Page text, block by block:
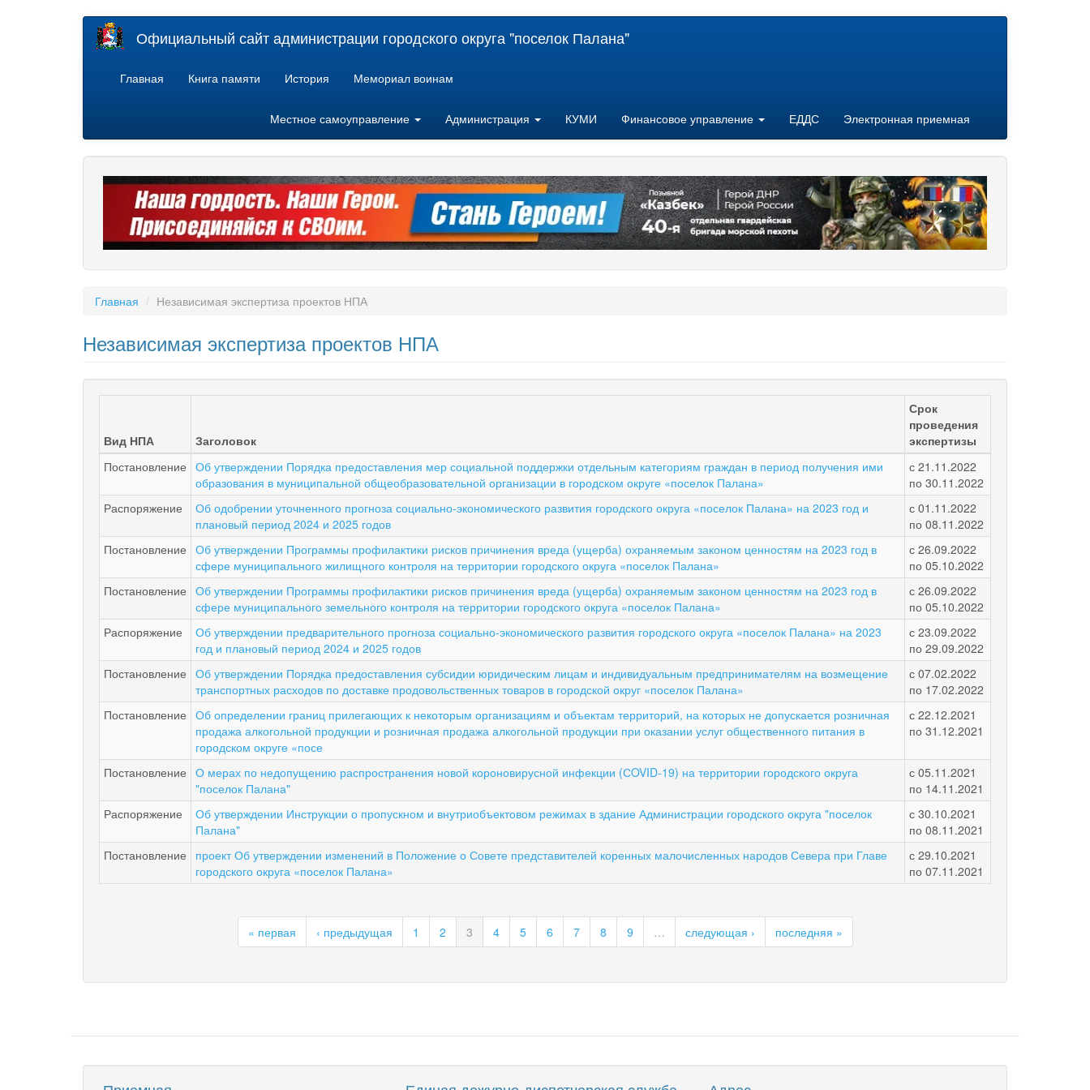
Официальный сайт администрации городского округа "поселок Палана"
Главная Книга памяти История Мемориал воинам
Местное самоуправление Администрация КУМИ Финансовое управление ЕДДС Электронная приемная
Главная Независимая экспертиза проектов НПА
Независимая экспертиза проектов НПА
Вид НПА Заголовок
Срок
проведения
экспертизы
Постановление Об утверждении Порядка предоставления мер социальной поддержки отдельным категориям граждан в период получения ими
образования в муниципальной общеобразовательной организации в городском округе «поселок Палана»
с 21.11.2022
по 30.11.2022
Распоряжение
Об одобрении уточненного прогноза социально-экономического развития городского округа «поселок Палана» на 2023 год и
плановый период 2024 и 2025 годов
с 01.11.2022
по 08.11.2022
Постановление Об утверждении Программы профилактики рисков причинения вреда (ущерба) охраняемым законом ценностям на 2023 год в
сфере муниципального жилищного контроля на территории городского округа «поселок Палана»
с 26.09.2022
по 05.10.2022
Постановление Об утверждении Программы профилактики рисков причинения вреда (ущерба) охраняемым законом ценностям на 2023 год в
сфере муниципального земельного контроля на территории городского округа «поселок Палана»
с 26.09.2022
по 05.10.2022
Распоряжение
Об утверждении предварительного прогноза социально-экономического развития городского округа «поселок Палана» на 2023
год и плановый период 2024 и 2025 годов
с 23.09.2022
по 29.09.2022
Постановление Об утверждении Порядка предоставления субсидии юридическим лицам и индивидуальным предпринимателям на возмещение
транспортных расходов по доставке продовольственных товаров в городской округ «поселок Палана»
с 07.02.2022
по 17.02.2022
Постановление Об определении границ прилегающих к некоторым организациям и объектам территорий, на которых не допускается розничная
продажа алкогольной продукции и розничная продажа алкогольной продукции при оказании услуг общественного питания в
городском округе «посе
с 22.12.2021
по 31.12.2021
Постановление О мерах по недопущению распространения новой короновирусной инфекции (СOVID-19) на территории городского округа
"поселок Палана"
с 05.11.2021
по 14.11.2021
Распоряжение
Об утверждении Инструкции о пропускном и внутриобъектовом режимах в здание Администрации городского округа "поселок
Палана"
с 30.10.2021
по 08.11.2021
Постановление
проект Об утверждении изменений в Положение о Совете представителей коренных малочисленных народов Севера при Главе
городского округа «поселок Палана»
с 29.10.2021
по 07.11.2021
« первая ‹ предыдущая 1 2 3 4 5 6 7 8 9 … следующая › последняя »